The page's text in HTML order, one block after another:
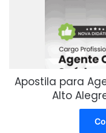
Apostila para
Alto